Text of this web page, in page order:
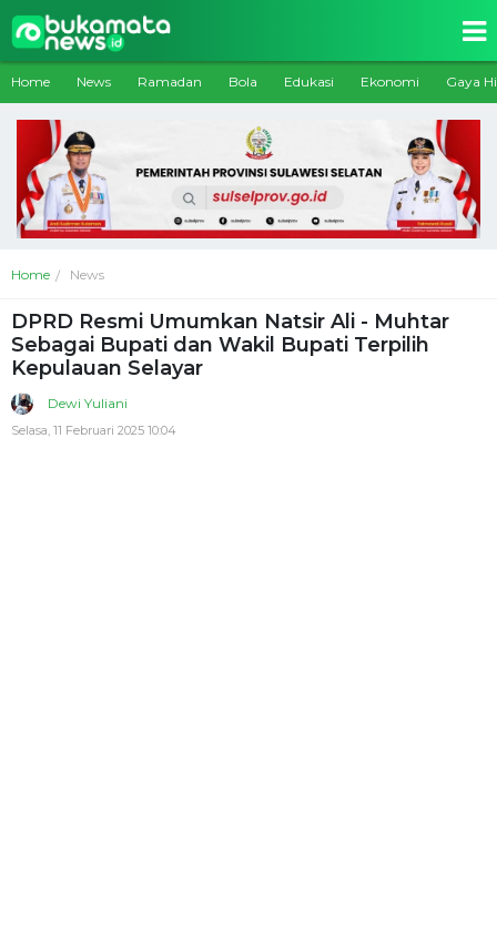
Home News Ramadan Bola Edukasi Ekonomi Gaya
Home News
DPRD Resmi Umumkan Natsir Ali - Muhtar
Sebagai Bupati dan Wakil Bupati Terpilih
Kepulauan Selayar
Dewi Yuliani
Selasa, 11 Februari 2025 10:04